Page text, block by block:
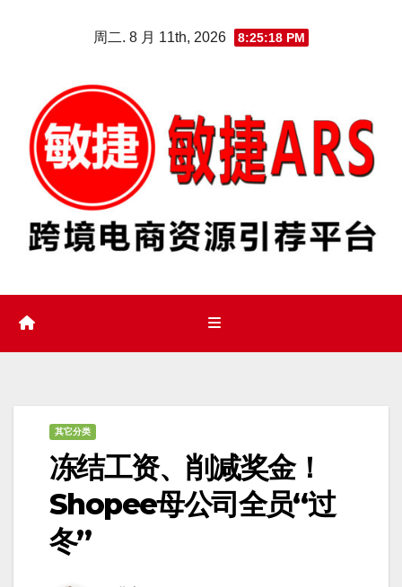
周二. 8 月 11th, 2026 8:25:19 PM
其它分类
冻结工资、削减奖金！
Shopee母公司全员“过
冬”